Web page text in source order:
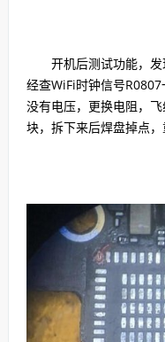
开机后测试功能，发
经查WiFi时钟信号
没有电压，更换电阻，
块，拆下来后焊盘掉点，